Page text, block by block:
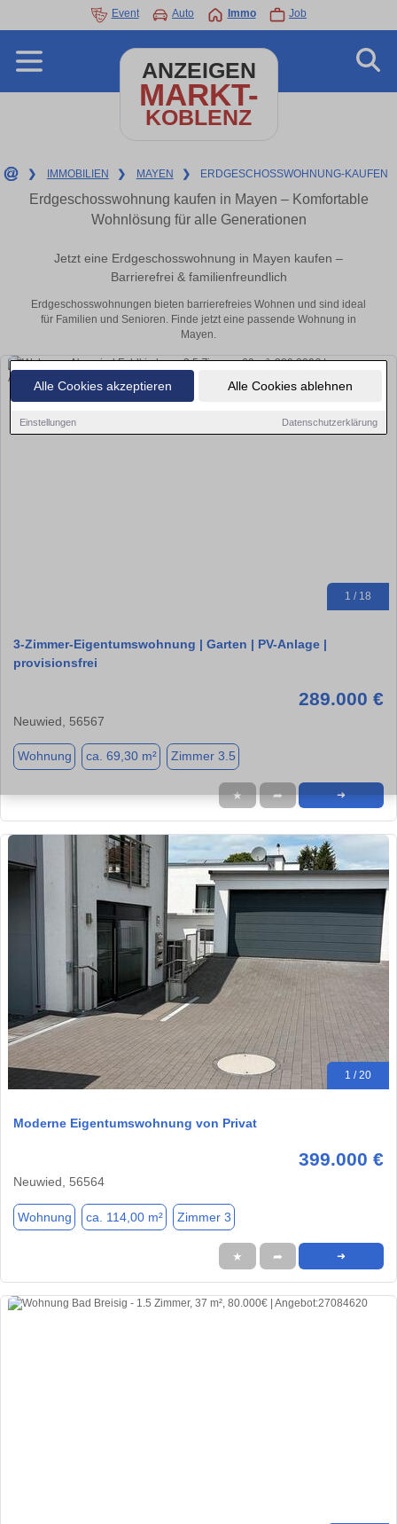
Alle Cookies akzeptieren Alle Cookies ablehnen
Einstellungen Datenschutzerklärung
Event Auto Immo Job
ANZEIGEN
MARKT-
KOBLENZ
❯ IMMOBILIEN ❯ MAYEN ❯ ERDGESCHOSSWOHNUNG-KAUFEN
Erdgeschosswohnung kaufen in Mayen – Komfortable
Wohnlösung für alle Generationen
Jetzt eine Erdgeschosswohnung in Mayen kaufen –
Barrierefrei & familienfreundlich
Erdgeschosswohnungen bieten barrierefreies Wohnen und sind ideal
für Familien und Senioren. Finde jetzt eine passende Wohnung in
Mayen.
1 / 18
3-Zimmer-Eigentumswohnung | Garten | PV-Anlage |
provisionsfrei
289.000 €
Neuwied, 56567
Wohnung ca. 69,30 m² Zimmer 3.5
★ ➦ ➜
1 / 20
Moderne Eigentumswohnung von Privat
399.000 €
Neuwied, 56564
Wohnung ca. 114,00 m² Zimmer 3
★ ➦ ➜